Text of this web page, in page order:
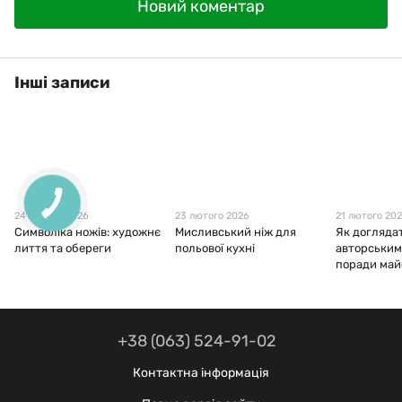
Новий коментар
Інші записи
24 лютого 2026
Символіка ножів: художнє
лиття та обереги
23 лютого 2026
Мисливський ніж для
польової кухні
21 лютого
Як
поради
+38 (063) 524-91-02
Контактна інформація